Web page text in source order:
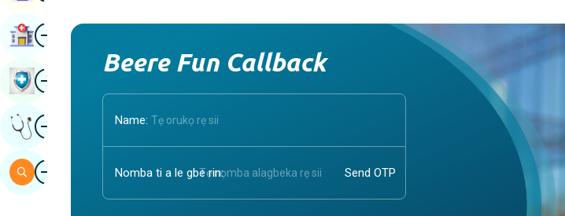
Beere Fun Callback
Name:
Nomba ti a le gbe rin:
aworanWa Iwosan
aworanAyẹwo Ilera Iwe
aworanGba Ero Amoye
aworanÀwárí